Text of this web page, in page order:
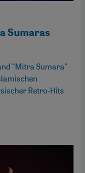
Sumaras
"Mitra Sumara"
Retro-Hits